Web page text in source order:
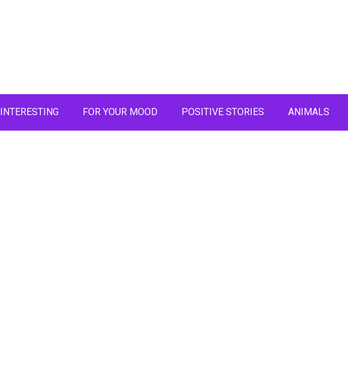
INTERESTING FOR YOUR MOOD POSITIVE STORIES ANIMALS